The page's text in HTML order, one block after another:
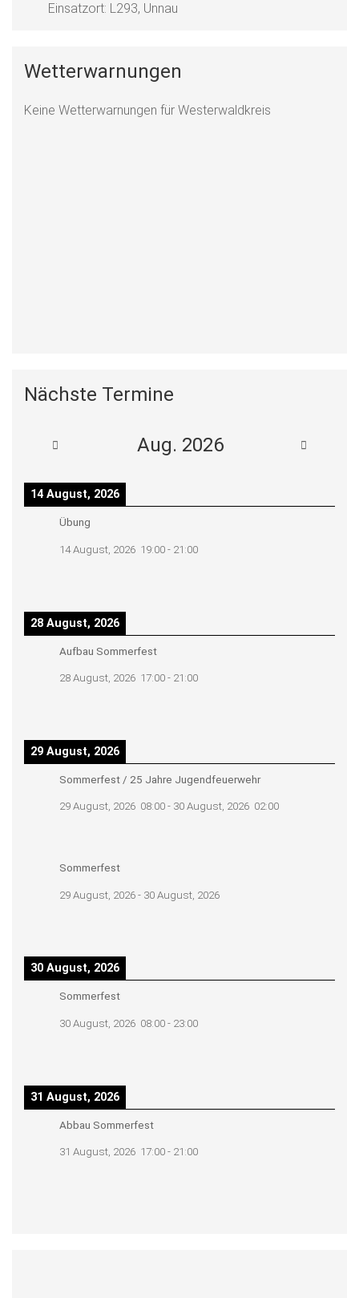
Einsatzort: L293, Unnau
Wetterwarnungen
Keine Wetterwarnungen für Westerwaldkreis
Nächste Termine
Aug. 2026
14 August, 2026
Übung
14 August, 2026 19:00 - 21:00
28 August, 2026
Aufbau Sommerfest
28 August, 2026 17:00 - 21:00
29 August, 2026
Sommerfest / 25 Jahre Jugendfeuerwehr
29 August, 2026 08:00 - 30 August, 2026 02:00
Sommerfest
29 August, 2026 - 30 August, 2026
30 August, 2026
Sommerfest
30 August, 2026 08:00 - 23:00
31 August, 2026
Abbau Sommerfest
31 August, 2026 17:00 - 21:00